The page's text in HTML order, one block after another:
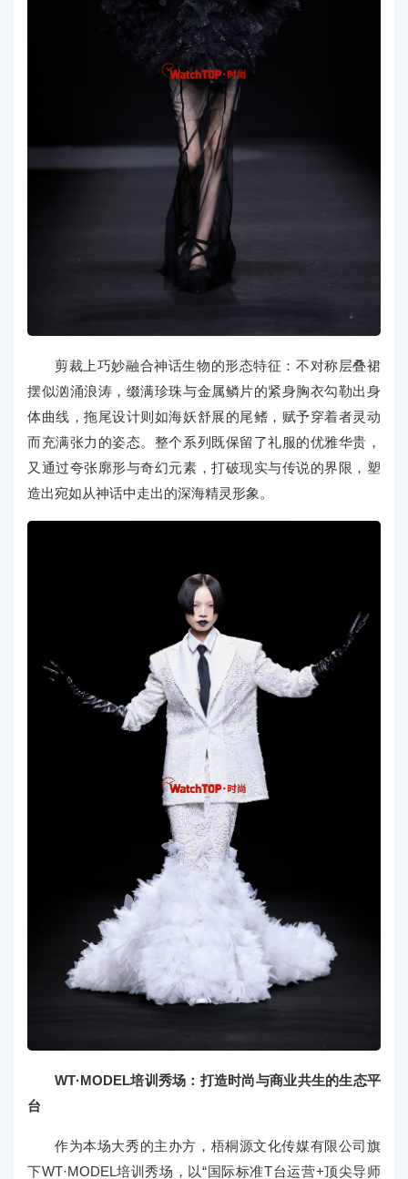
剪裁上巧妙融合神话生物的形态特征：不对称层叠裙
摆似汹涌浪涛，缀满珍珠与金属鳞片的紧身胸衣勾勒出身
体曲线，拖尾设计则如海妖舒展的尾鳍，赋予穿着者灵动
而充满张力的姿态。整个系列既保留了礼服的优雅华贵，
又通过夸张廓形与奇幻元素，打破现实与传说的界限，塑
造出宛如从神话中走出的深海精灵形象。
WT·MODEL培训秀场：打造时尚与商业共生的生态平
台
作为本场大秀的主办方，梧桐源文化传媒有限公司旗
下WT·MODEL培训秀场，以“国际标准T台运营+顶尖导师